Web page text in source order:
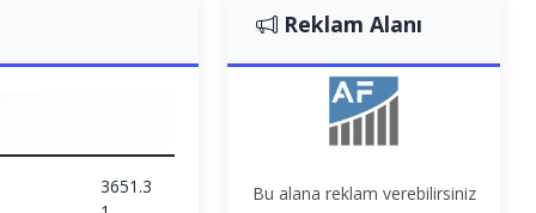
3651.3
Reklam Alanı
Bu alana reklam verebilirsiniz